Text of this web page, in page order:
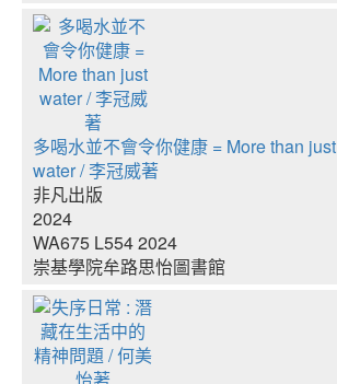
多喝水並不會令你健康 = More than just
water / 李冠威著
非凡出版
2024
WA675 L554 2024
崇基學院牟路思怡圖書館